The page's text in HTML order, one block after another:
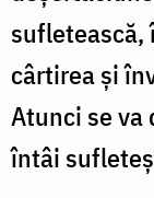
sufletească,
cârtirea şi
Atunci se va
întâi